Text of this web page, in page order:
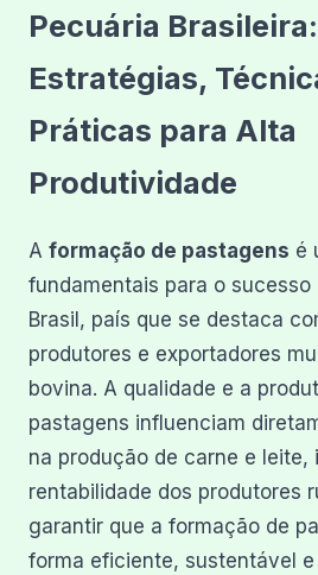
Pecuária Brasileira:
Estratégias,
Práticas para Alta
Produtividade
A formação de pastagens é
fundamentais para o sucesso
Brasil, país que se destaca
produtores e exportadores
bovina. A qualidade e a
pastagens influenciam
na produção de carne e leite,
rentabilidade dos produtores
garantir que a formação de
forma eficiente, sustentável